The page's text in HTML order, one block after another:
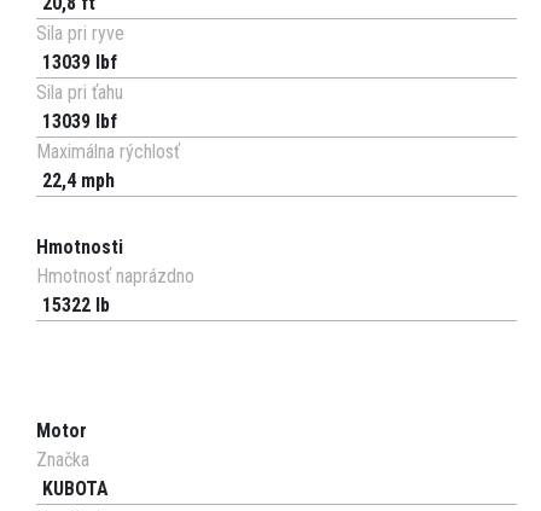
Sila pri ryve
13039 lbf
Sila pri ťahu
13039 lbf
Maximálna rýchlosť
22,4 mph
Hmotnosti
Hmotnosť naprázdno
15322 lb
Motor
Značka
KUBOTA